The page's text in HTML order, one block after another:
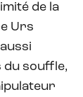
de la
Urs
du souffle,